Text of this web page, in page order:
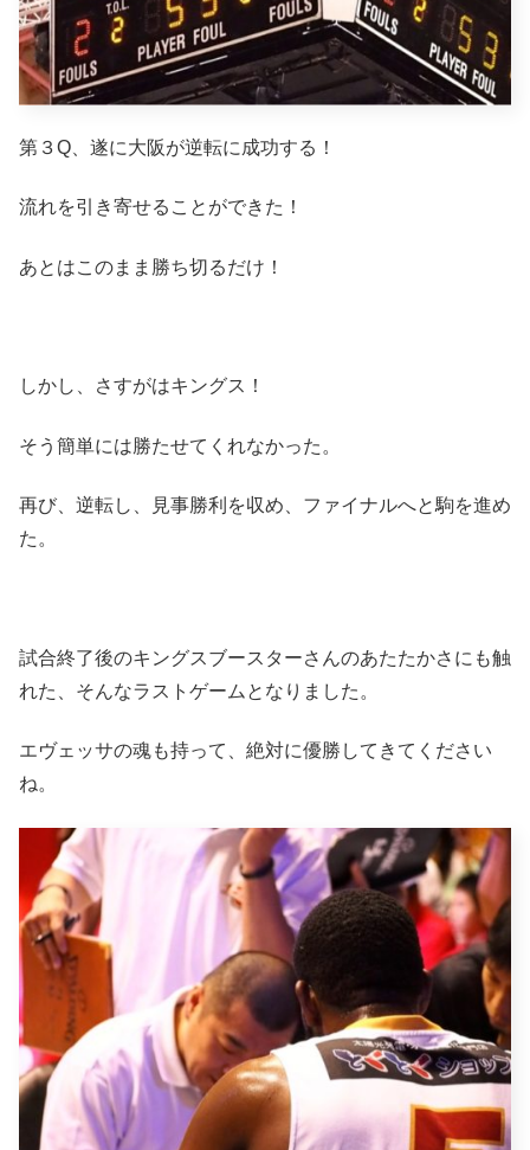
第３Q、遂に大阪が逆転に成功する！
流れを引き寄せることができた！
あとはこのまま勝ち切るだけ！
しかし、さすがはキングス！
そう簡単には勝たせてくれなかった。
再び、逆転し、見事勝利を収め、ファイナルへと駒を進め
た。
試合終了後のキングスブースターさんのあたたかさにも触
れた、そんなラストゲームとなりました。
エヴェッサの魂も持って、絶対に優勝してきてください
ね。